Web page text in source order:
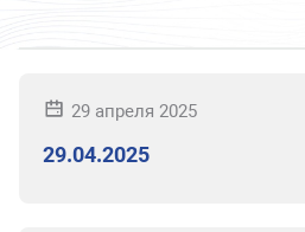
29 апреля 2025
29.04.2025